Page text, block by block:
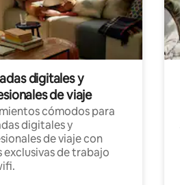
digitales y
de viaje
cómodos para
digitales y
de viaje con
exclusivas de trabajo